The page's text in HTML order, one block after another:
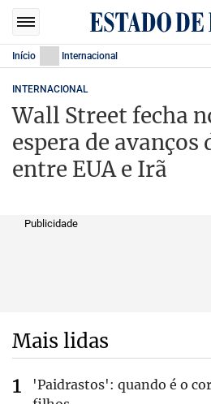
Início Internacional
INTERNACIONAL
Wall Street fecha
espera de
entre EUA e Irã
Publicidade
Mais lidas
'Paidrastos': quando é o